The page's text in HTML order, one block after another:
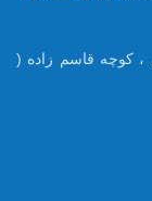
کوچه قاسم زاده (